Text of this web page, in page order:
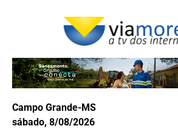
Campo Grande-MS
sábado, 8/08/2026